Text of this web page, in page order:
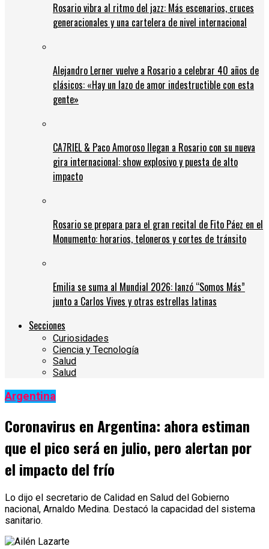
Rosario vibra al ritmo del jazz: Más escenarios, cruces
generacionales y una cartelera de nivel internacional
Alejandro Lerner vuelve a Rosario a celebrar 40 años de
clásicos: «Hay un lazo de amor indestructible con esta
gente»
CA7RIEL & Paco Amoroso llegan a Rosario con su nueva
gira internacional: show explosivo y puesta de alto
impacto
Rosario se prepara para el gran recital de Fito Páez en el
Monumento: horarios, teloneros y cortes de tránsito
Emilia se suma al Mundial 2026: lanzó “Somos Más”
junto a Carlos Vives y otras estrellas latinas
Secciones
Curiosidades
Ciencia y Tecnología
Salud
Salud
Argentina
Coronavirus en Argentina: ahora estiman
que el pico será en julio, pero alertan por
el impacto del frío
Lo dijo el secretario de Calidad en Salud del Gobierno
nacional, Arnaldo Medina. Destacó la capacidad del sistema
sanitario.